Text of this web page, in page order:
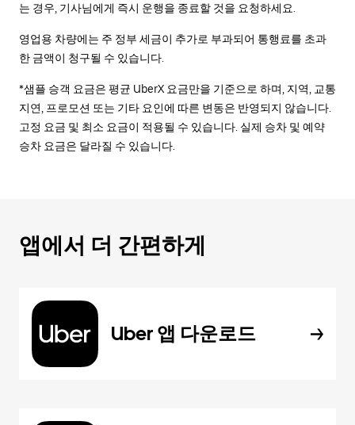
는 경우, 기사님에게 즉시 운행을 종료할 것을 요청하세요.
영업용 차량에는 주 정부 세금이 추가로 부과되어 통행료를 초과
한 금액이 청구될 수 있습니다.
*샘플 승객 요금은 평균 UberX 요금만을 기준으로 하며, 지역, 교통
지연, 프로모션 또는 기타 요인에 따른 변동은 반영되지 않습니다.
고정 요금 및 최소 요금이 적용될 수 있습니다. 실제 승차 및 예약
승차 요금은 달라질 수 있습니다.
앱에서 더 간편하게
Uber 앱 다운로드